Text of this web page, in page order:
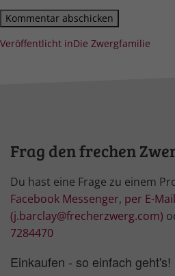
Beitragsnavigation
Veröffentlicht inDie Zwergfamilie
Frag den frechen
Du hast eine Frage zu einem
Facebook Messenger, per E-Mail
(j.barclay@frecherzwerg.com)
7284470
Einkaufen - so einfach geht's!